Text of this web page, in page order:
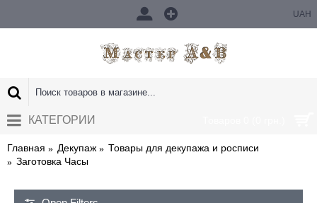
UAH
КАТЕГОРИИ
Главная Декупаж
Товары для декупажа и росписи
Заготовка Часы